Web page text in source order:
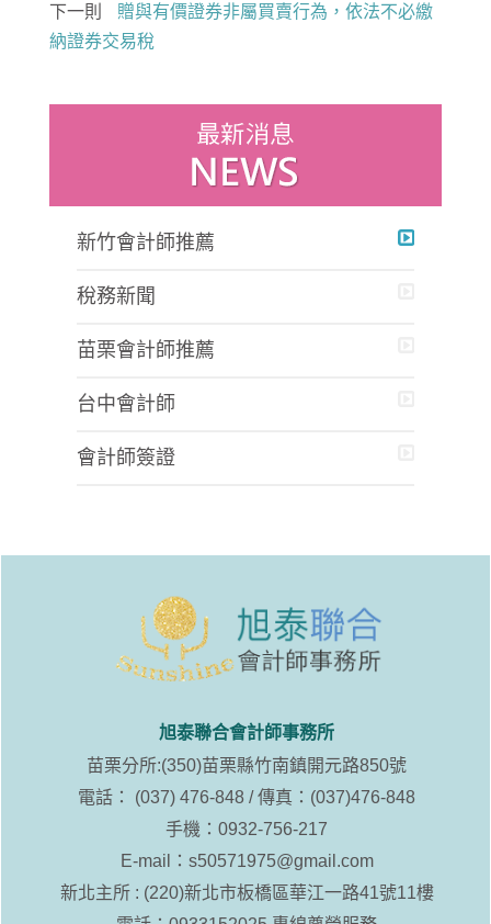
下一則
贈與有價證券非屬買賣行為，依法不必繳
納證券交易稅
新竹會計師推薦
稅務新聞
苗栗會計師推薦
台中會計師
會計師簽證
旭泰聯合會計師事務所
苗栗分所:(350)苗栗縣竹南鎮開元路850號
電話： (037) 476-848 / 傳真：(037)476-848
手機：0932-756-217
E-mail： s50571975@gmail.com
新北主所 : (220)新北市板橋區華江一路41號11樓